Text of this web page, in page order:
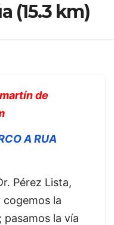
(15.3 km)
de
Pérez Lista,
la
pasamos la vía